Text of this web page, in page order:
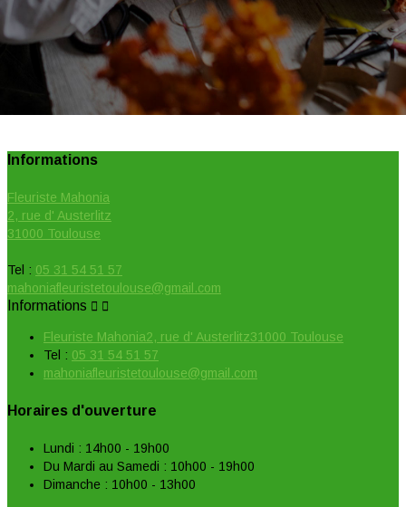
Informations
Fleuriste Mahonia
2, rue d' Austerlitz
31000 Toulouse
Tel : 05 31 54 51 57
mahoniafleuristetoulouse@gmail.com
Informations  
Fleuriste Mahonia2, rue d' Austerlitz31000 Toulouse
Tel : 05 31 54 51 57
mahoniafleuristetoulouse@gmail.com
Horaires d'ouverture
Lundi : 14h00 - 19h00
Du Mardi au Samedi : 10h00 - 19h00
Dimanche : 10h00 - 13h00